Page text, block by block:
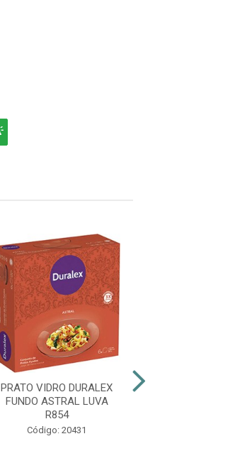
PRATO VIDRO DURALEX
FUNDO ASTRAL LUVA
R854
Código: 20431